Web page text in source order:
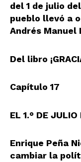
del 1 de julio
pueblo llevó a
Andrés Manuel
Del libro
Capítulo 17
EL 1.° DE JULIO
Enrique Peña
cambiar la